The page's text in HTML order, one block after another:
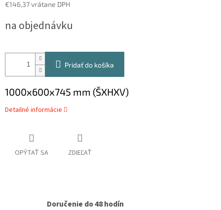
€146,37 vrátane DPH
cena:
na objednávku
Pridať do košíka
1000x600x745 mm (ŠXHXV)
Detailné informácie
OPÝTAŤ SA ZDIEĽAŤ
Doručenie do 48 hodín